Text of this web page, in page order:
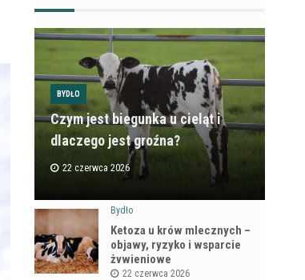
BYDŁO
Czym jest biegunka u cieląt i
dlaczego jest groźna?
22 czerwca 2026
Bydło
Ketoza u krów mlecznych –
objawy, ryzyko i wsparcie
żywieniowe
22 czerwca 2026